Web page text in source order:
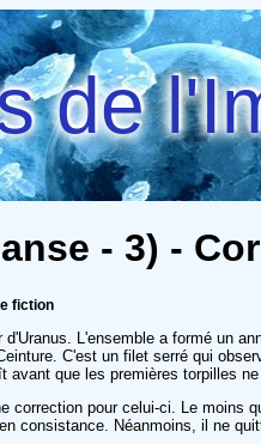
de
- 3) -
fiction
L'ensemble a formé un
C'est un filet serré qui
que les premières torpilles ne
pour celui-ci. Le
consistance. Néanmoins, il ne